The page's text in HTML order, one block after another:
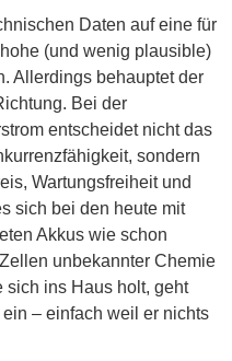
Daten auf eine für
(und wenig plausible)
Allerdings behauptet der
Bei der
entscheidet nicht das
sondern
Wartungsfreiheit und
sich bei den heute mit
Akkus wie schon
unbekannter Chemie
sich ins Haus holt, geht
– einfach weil er nichts